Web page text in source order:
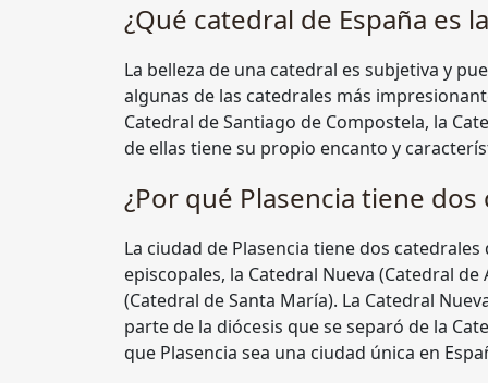
¿Qué catedral de España es
La belleza de una catedral es subjetiva y
algunas de las catedrales más
Catedral de Santiago de Compostela, la
de ellas tiene su propio encanto y
¿Por qué Plasencia tiene dos
La ciudad de Plasencia tiene dos
episcopales, la Catedral Nueva (Catedral
(Catedral de Santa María). La Catedral
parte de la diócesis que se separó de la
que Plasencia sea una ciudad única en